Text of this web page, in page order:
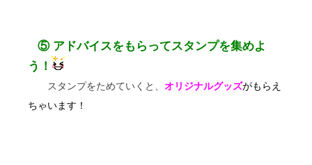
⑤ アドバイスをもらってスタンプを集めよ
う！
スタンプをためていくと、 オリジナルグッズがもらえ
ちゃいます！